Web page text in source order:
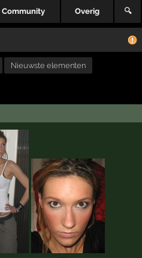
Community Overig 🔍
Nieuwste elementen